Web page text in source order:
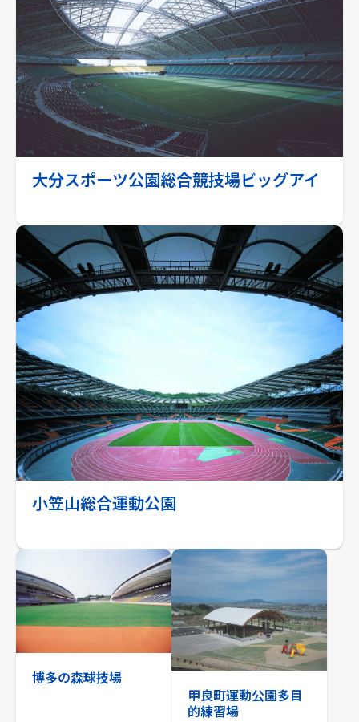
Webカタログ
メニューを閉じる
大分スポーツ公園総合競技場ビッグアイ
小笠山総合運動公園
博多の森球技場
甲良町運動公園多目
的練習場